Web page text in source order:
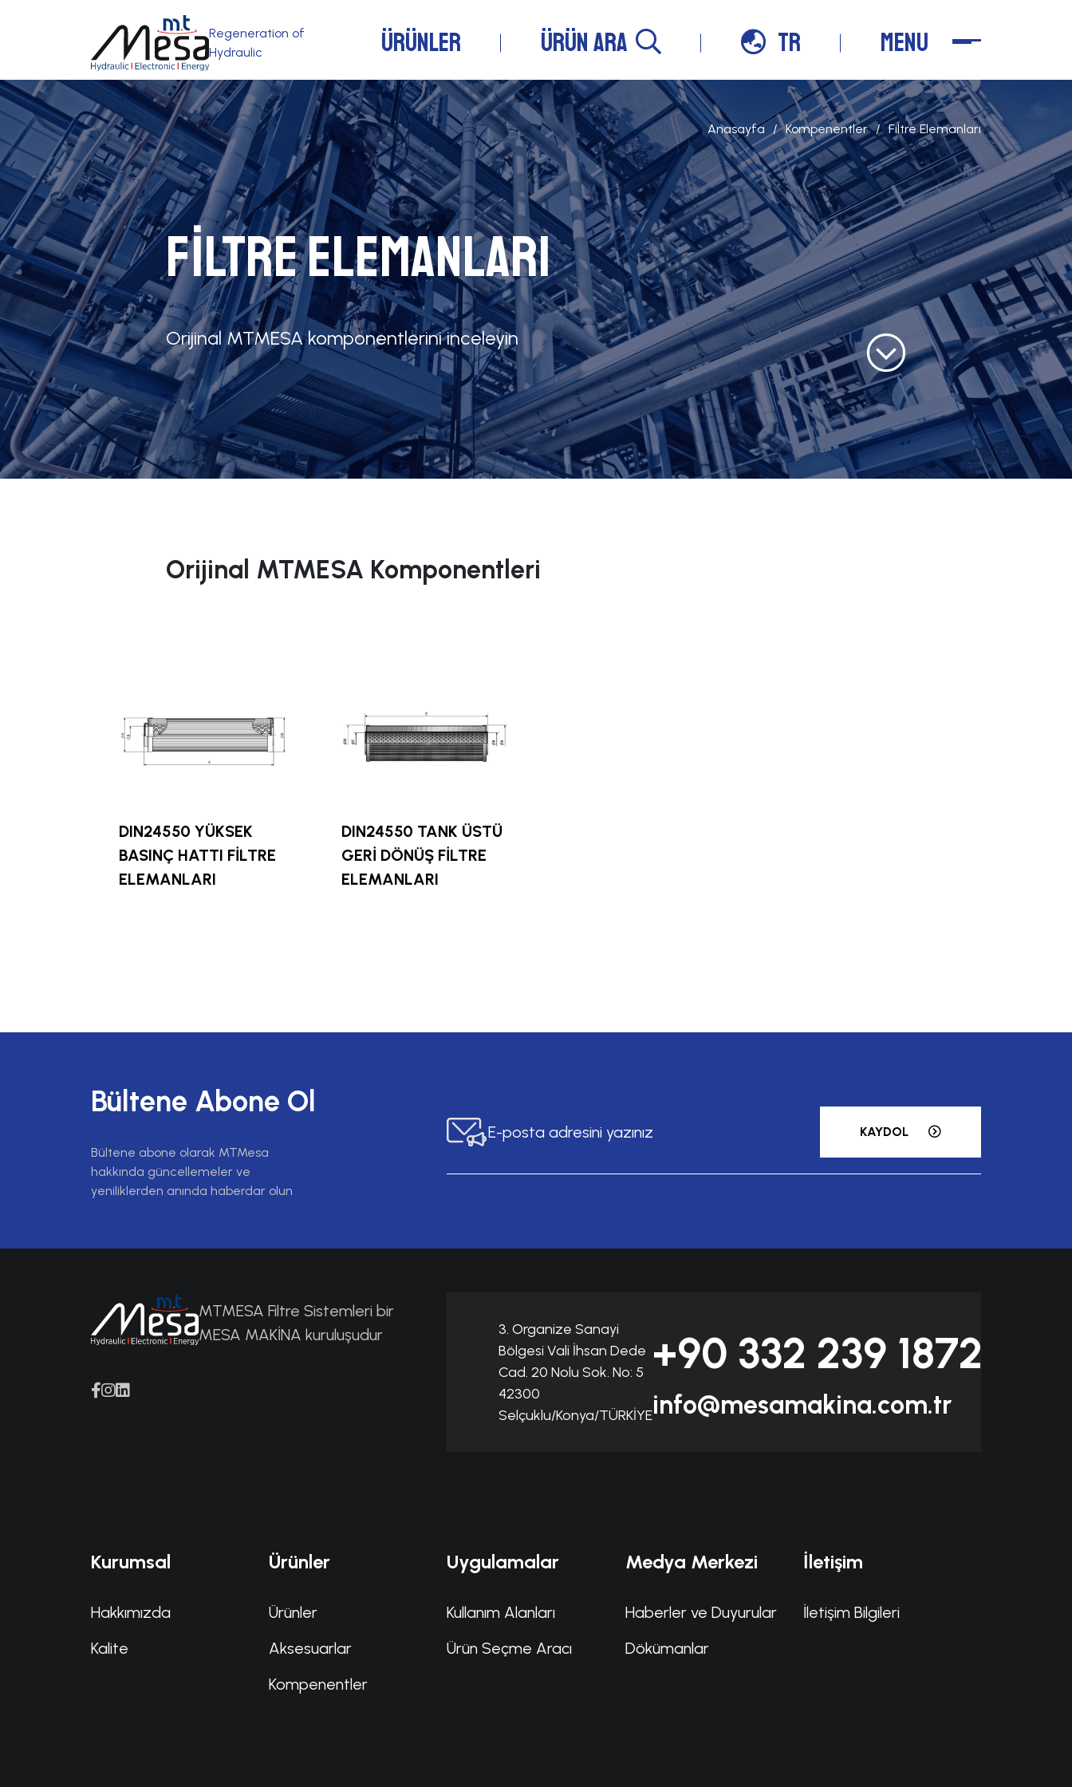
Regeneration of
Hydraulic
ÜRÜNLER ÜRÜN ARA TR MENU
Anasayfa Kompenentler Filtre Elemanları
Filtre Elemanları
Orijinal MTMESA komponentlerini inceleyin
Orijinal MTMESA Komponentleri
DIN24550 YÜKSEK
BASINÇ HATTI FİLTRE
ELEMANLARI
DIN24550 TANK ÜSTÜ
GERİ DÖNÜŞ FİLTRE
ELEMANLARI
Bültene Abone Ol
Bültene abone olarak MTMesa
hakkında güncellemeler ve
yeniliklerden anında haberdar olun
KAYDOL
MTMESA Filtre Sistemleri bir
MESA MAKİNA kuruluşudur
3. Organize Sanayi
Bölgesi Vali İhsan Dede
Cad. 20 Nolu Sok. No: 5
42300
Selçuklu/Konya/TÜRKİYE
+90 332 239 1872
info@mesamakina.com.tr
Kurumsal
Hakkımızda
Kalite
Ürünler
Ürünler
Aksesuarlar
Kompenentler
Uygulamalar
Kullanım Alanları
Ürün Seçme Aracı
Medya Merkezi
Haberler ve Duyurular
Dökümanlar
İletişim
İletişim Bilgileri